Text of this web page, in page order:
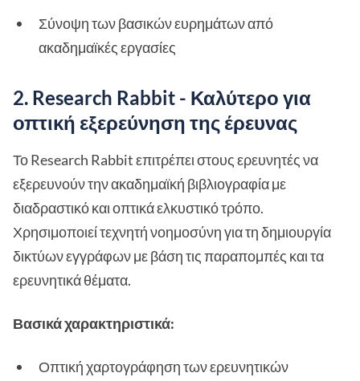
Σύνοψη των βασικών ευρημάτων από
ακαδημαϊκές εργασίες
2. Research Rabbit - Καλύτερο για
οπτική εξερεύνηση της έρευνας
Το Research Rabbit επιτρέπει στους ερευνητές να
εξερευνούν την ακαδημαϊκή βιβλιογραφία με
διαδραστικό και οπτικά ελκυστικό τρόπο.
Χρησιμοποιεί τεχνητή νοημοσύνη για τη δημιουργία
δικτύων εγγράφων με βάση τις παραπομπές και τα
ερευνητικά θέματα.
Βασικά χαρακτηριστικά:
Οπτική χαρτογράφηση των ερευνητικών